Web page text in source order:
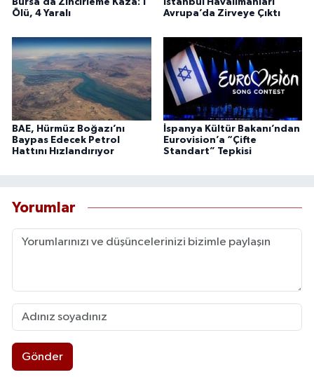
Bursa’da Zincirleme Kaza: 1
Ölü, 4 Yaralı
İstanbul Havalimanları
Avrupa’da Zirveye Çıktı
BAE, Hürmüz Boğazı’nı
Baypas Edecek Petrol
Hattını Hızlandırıyor
İspanya Kültür Bakanı’ndan
Eurovision’a “Çifte
Standart” Tepkisi
Yorumlar
Gönder